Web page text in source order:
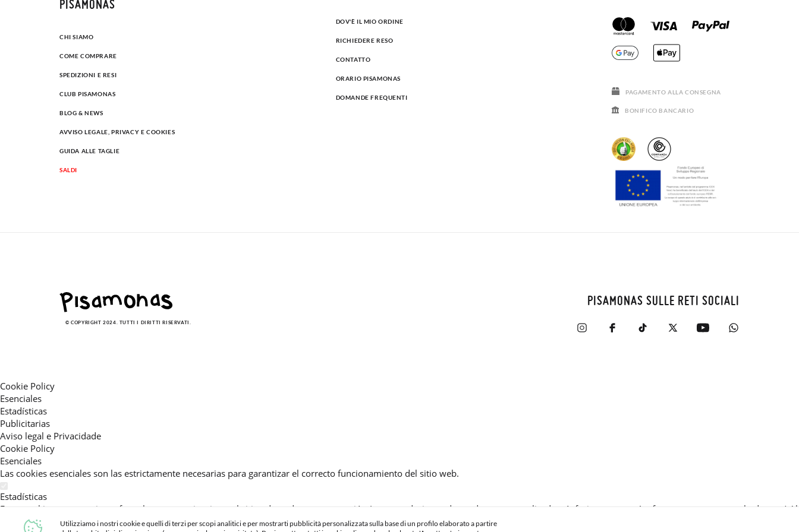
PISAMONAS
CHI SIAMO
COME COMPRARE
SPEDIZIONI E RESI
CLUB PISAMONAS
BLOG & NEWS
AVVISO LEGALE, PRIVACY E COOKIES
GUIDA ALLE TAGLIE
SALDI
DOV'È IL MIO ORDINE
RICHIEDERE RESO
CONTATTO
ORARIO PISAMONAS
DOMANDE FREQUENTI
PAGAMENTO ALLA CONSEGNA
BONIFICO BANCARIO
© COPYRIGHT 2024. TUTTI I DIRITTI RISERVATI.
PISAMONAS SULLE RETI SOCIALI
Cookie Policy
Esenciales
Estadísticas
Publicitarias
Aviso legal e Privacidade
Cookie Policy
Esenciales
Las cookies esenciales son las estrictamente necesarias para garantizar el correcto funcionamiento del sitio web.
Estadísticas
Estas cookies nos permiten ofrecerle una experiencia en el sitio adaptada a su navegación (recomendaciones de producto personalizadas, énfasis en categorías frecuentemente consultadas, etc).Al
activar esta cookie, nos ayuda a mejorar aún más su experiencia.
Utilizziamo i nostri cookie e quelli di terzi per scopi analitici e per mostrarti pubblicità personalizzata sulla base di un profilo elaborato a partire